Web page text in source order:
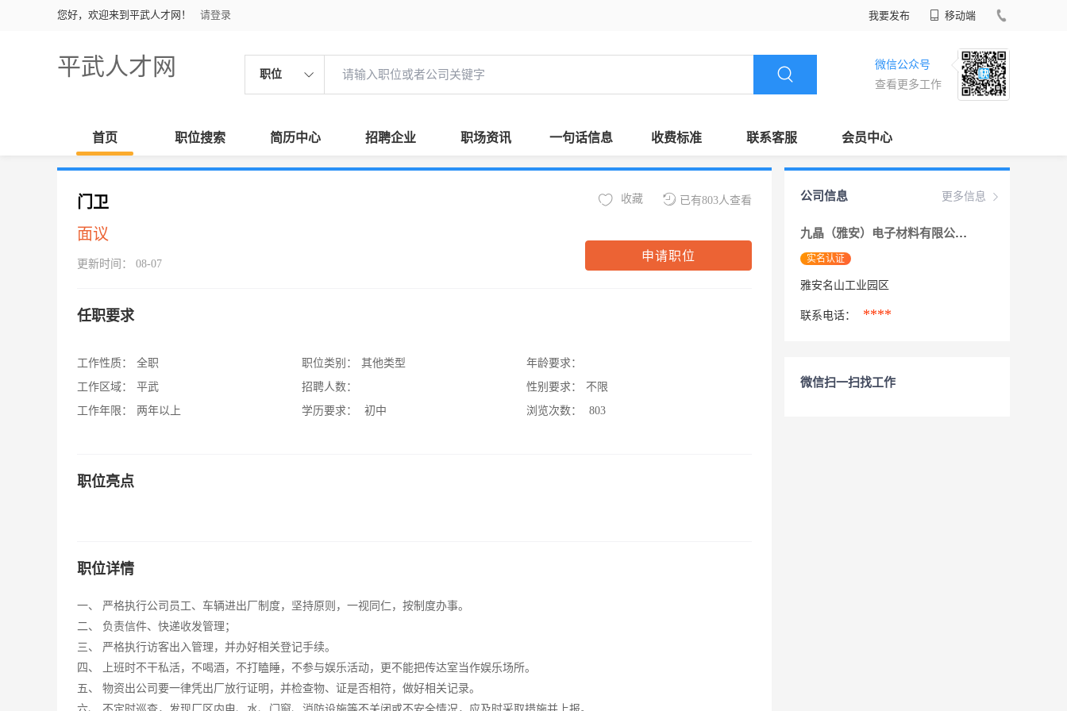
您好，欢迎来到平武人才网！ 请登录 我要发布 移动端
平武人才网 职位
微信公众号
查看更多工作
首页 职位搜索 简历中心 招聘企业 职场资讯 一句话信息 收费标准 联系客服 会员中心
门卫
面议
更新时间： 08-07
已有803人查看
收藏
申请职位
任职要求
工作性质：
全职
工作区域：
平武
工作年限：
两年以上
职位类别：
其他类型
招聘人数：
学历要求：
初中
年龄要求：
性别要求：
不限
浏览次数：
803
职位亮点
职位详情
一、 严格执行公司员工、车辆进出厂制度，坚持原则，一视同仁，按制度办事。
二、 负责信件、快递收发管理；
三、 严格执行访客出入管理，并办好相关登记手续。
四、 上班时不干私活，不喝酒，不打瞌睡，不参与娱乐活动，更不能把传达室当作娱乐场所。
五、 物资出公司要一律凭出厂放行证明，并检查物、证是否相符，做好相关记录。
更多信息
公司信息
九晶（雅安）电子材料有限公司
实名认证
雅安名山工业园区
联系电话： ****
微信扫一扫找工作